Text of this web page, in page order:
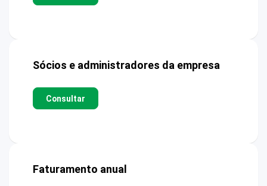
Sócios e administradores da empresa
Consultar
Faturamento anual